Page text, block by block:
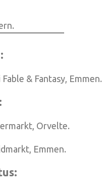
& Fantasy, Emmen.
Orvelte.
Emmen.